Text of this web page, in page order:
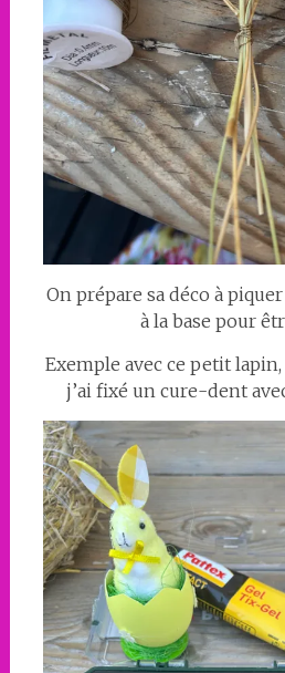
On prépare sa déco à
à la base pour
Exemple avec ce petit
j’ai fixé un cure-dent